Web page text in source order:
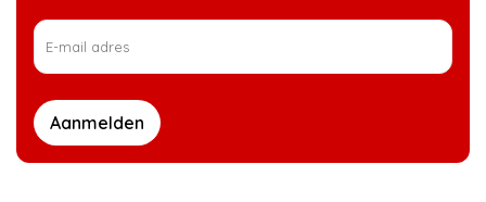
Aanmelden